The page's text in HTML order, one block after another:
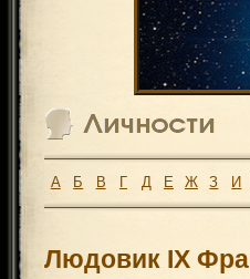
А Б В Г Д Е Ж З И
Людовик IX